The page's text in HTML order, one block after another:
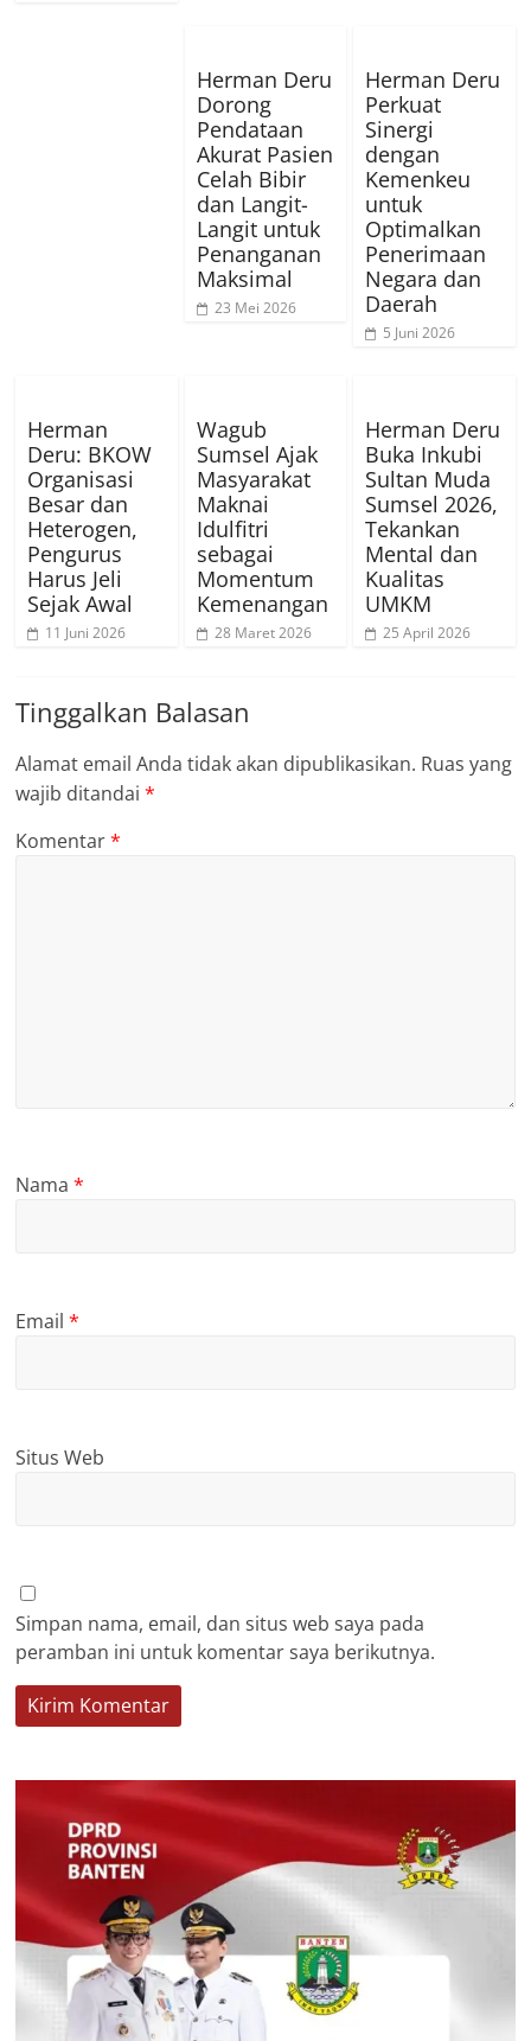
Herman Deru
Dorong
Pendataan
Akurat Pasien
Celah Bibir
dan Langit-
Langit untuk
Penanganan
Maksimal
23 Mei 2026
Herman Deru
Perkuat
Sinergi
dengan
Kemenkeu
untuk
Optimalkan
Penerimaan
Negara dan
Daerah
5 Juni 2026
Herman
Deru: BKOW
Organisasi
Besar dan
Heterogen,
Pengurus
Harus Jeli
Sejak Awal
11 Juni 2026
Wagub
Sumsel Ajak
Masyarakat
Maknai
Idulfitri
sebagai
Momentum
Kemenangan
28 Maret 2026
Herman Deru
Buka Inkubi
Sultan Muda
Sumsel 2026,
Tekankan
Mental dan
Kualitas
UMKM
25 April 2026
Tinggalkan Balasan
Alamat email Anda tidak akan dipublikasikan. Ruas yang
wajib ditandai*
Komentar*
Nama*
Email*
Situs Web
Simpan nama, email, dan situs web saya pada
peramban ini untuk komentar saya berikutnya.